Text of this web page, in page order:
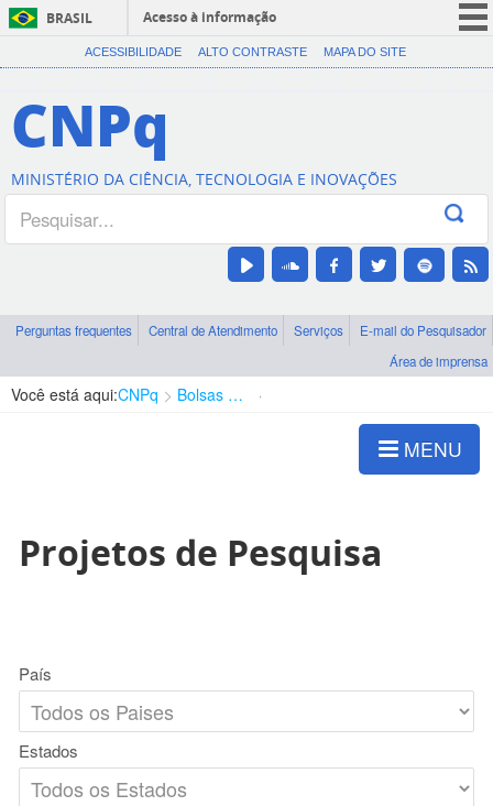
BRASIL
Acesso à informação
CORONAVÍRUS (COVID-19)
Canais
ACESSIBILIDADE ALTO CONTRASTE MAPA DO SITE
CNPq
MINISTÉRIO DA CIÊNCIA, TECNOLOGIA E INOVAÇÕES
Perguntas frequentes Central de Atendimento Serviços
E-mail do Pesquisador
Área de imprensa
Você está aqui:CNPq Bolsas e Auxílios Vigentes
MENU
Projetos de Pesquisa
País
Estados